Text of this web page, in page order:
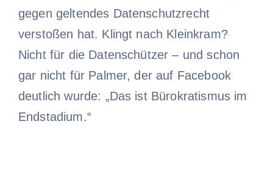
gegen geltendes Datenschutzrecht
verstoßen hat. Klingt nach Kleinkram?
Nicht für die Datenschützer – und schon
gar nicht für Palmer, der auf Facebook
deutlich wurde: „Das ist Bürokratismus im
Endstadium.“